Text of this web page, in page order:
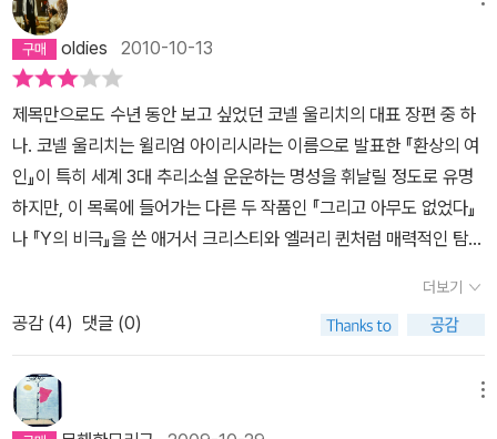
여기서 그녀의 이야기가 전반부, 그리고, 사건의 진행이 후반부쯤 되
겠다.각기 다른 소재들의 스무드한 연결.엄마가 없고, 아빠와 각별한
사이인 진은 어느 날 아버지가 서부로 출장 준비를 하는데, 소심한 하
녀 그레이스로부터 가지 말게 하라는 불길한 이야기를 듣는다. 신경
쓰지 않는 진에게 그레이스는 아빠가 출장간 후에도, 돌아올 날짜에
비행기를 타지 말라며 아는 사람 중 미래를 잘 보는 사람이 있다는 불
길한 이야기를 계속하게 되고, 별일 아니라고 생각하면서도, 점점 신
경쓰이는 진은 아빠가 아무일 없이 돌아와, 지금의 일을 웃으며 이야
기하는 모습을 계속해서 상상하면서도, 점점 불안해진다. 점점 높아
지는 심리적 긴장감. 이부분은 진정 코넬 울리치답고, 슬슬 독자들의
보내게 되고, 아빠가 돌아오시는 그날까지, 연락을 할까 말까를 고민
하며, 무엇에 홀리기라도 한듯, 불안감을 못이겨 충동적으로 우체국
oldies 2010-10-13
제목만으로도 수년 동안 보고 싶었던 코넬 울리치의 대표 장편 중 하
나. 코넬 울리치는 윌리엄 아이리시라는 이름으로 발표한 『환상의 여
인』이 특히 세계 3대 추리소설 운운하는 명성을 휘날릴 정도로 유명
하지만, 이 목록에 들어가는 다른 두 작품인 『그리고 아무도 없었다』
나 『Y의 비극』을 쓴 애거서 크리스티와 엘러리 퀸처럼 매력적인 탐정
기괴하고 음울하며 또한 낭만적인 밤의 분위기와 그 안에서 시간제한
을 두고 벌어지는 서스펜스라는 측면이 더 돋보이는 작가이며, 나는
그렇기에 그에게 각별한 애정을 느낀다. 영화계 쪽에서 출발한 '누
아르'라는 표현을 다시 소설 쪽으로 이식해 와서 사용하기를 좋아하
지 않는 편임에도 불구하고, (영화적인 의미에서의 '누아르'에 어울리
더보기
공감 (4) 댓글 (0)